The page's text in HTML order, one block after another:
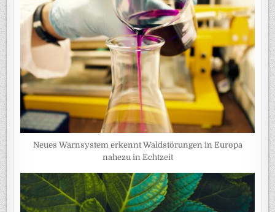
Neues Warnsystem erkennt Waldstörungen in Europa
nahezu in Echtzeit